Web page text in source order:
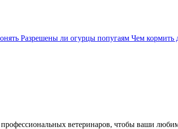
Разрешены ли огурцы попугаям Чем кормить
ветеринаров, чтобы ваши